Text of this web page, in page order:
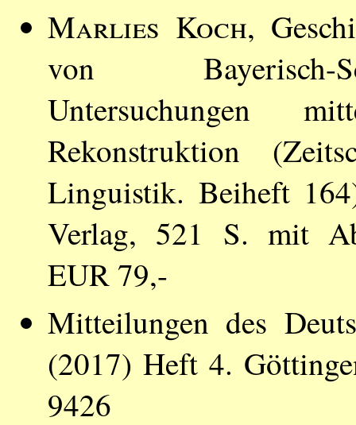
Marlies Koch,
von Bayerisch-
Untersuchungen
Rekonstruktion
Linguistik. Beiheft
Verlag, 521 S. mit
EUR 79,-
Mitteilungen des
(2017) Heft 4.
9426